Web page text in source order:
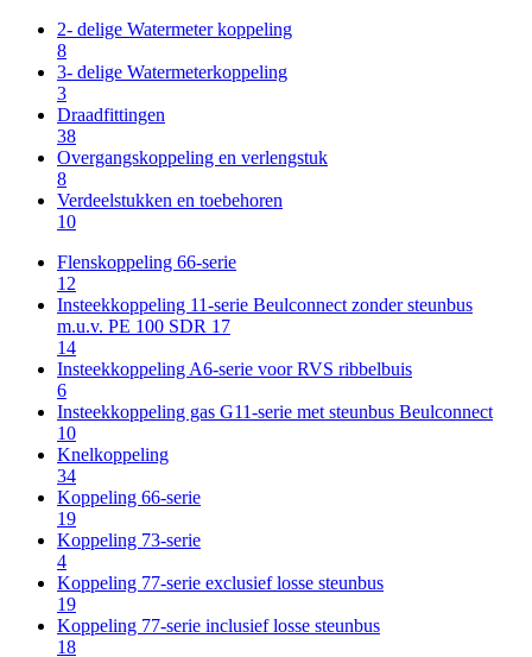
2- delige Watermeter koppeling
8
3- delige Watermeterkoppeling
3
Draadfittingen
38
Overgangskoppeling en verlengstuk
8
Verdeelstukken en toebehoren
10
Flenskoppeling 66-serie
12
Insteekkoppeling 11-serie Beulconnect zonder steunbus
m.u.v. PE 100 SDR 17
14
Insteekkoppeling A6-serie voor RVS ribbelbuis
6
Insteekkoppeling gas G11-serie met steunbus Beulconnect
10
Knelkoppeling
34
Koppeling 66-serie
19
Koppeling 73-serie
4
Koppeling 77-serie exclusief losse steunbus
19
Koppeling 77-serie inclusief losse steunbus
18